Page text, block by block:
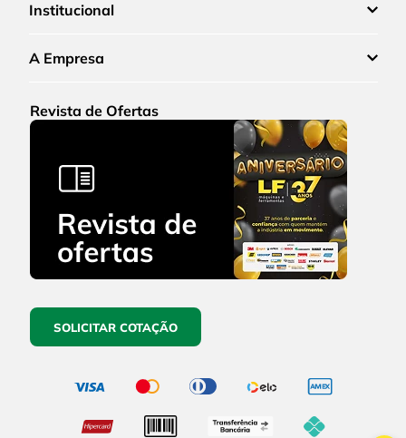
Institucional
A Empresa
Revista de Ofertas
SOLICITAR COTAÇÃO